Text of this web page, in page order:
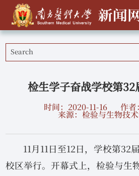
检生学子奋战学校第32
时间：2020-11-16 作者
来源：检验与生物技
11月11日至12日，学校第32
校区举行。开幕式上，检验与生